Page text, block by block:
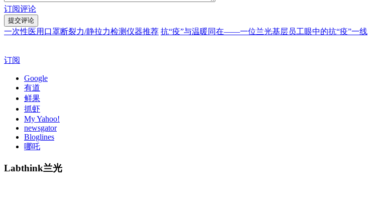
订阅评论
一次性医用口罩断裂力/静拉力检测仪器推荐 抗“疫”与温暖同在——一位兰光基层员工眼中的抗“疫”一线
订阅
Google
有道
鲜果
抓虾
My Yahoo!
newsgator
Bloglines
哪吒
Labthink兰光